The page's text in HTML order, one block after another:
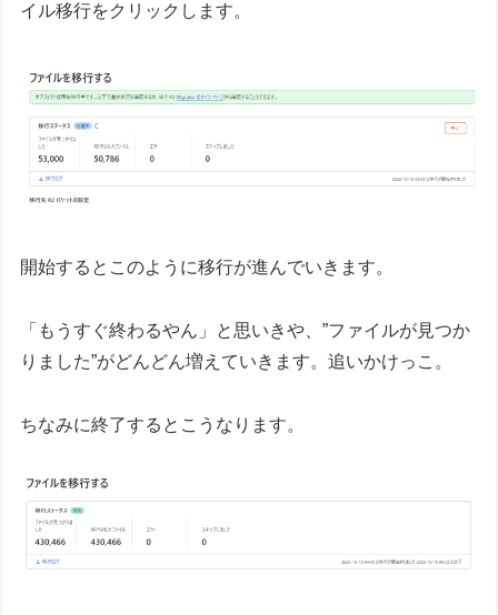
イル移行をクリックします。
開始するとこのように移行が進んでいきます。
「もうすぐ終わるやん」と思いきや、”ファイルが見つか
りました”がどんどん増えていきます。追いかけっこ。
ちなみに終了するとこうなります。